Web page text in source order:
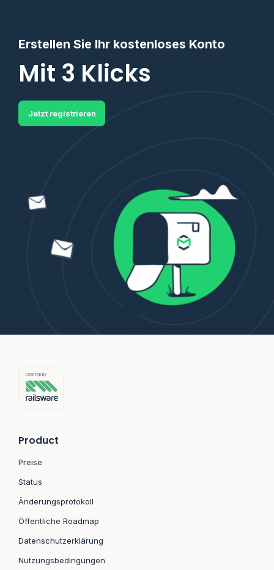
Erstellen Sie Ihr kostenloses Konto
Mit 3 Klicks
Jetzt registrieren
Product
Preise
Status
Änderungsprotokoll
Öffentliche Roadmap
Datenschutzerklärung
Nutzungsbedingungen